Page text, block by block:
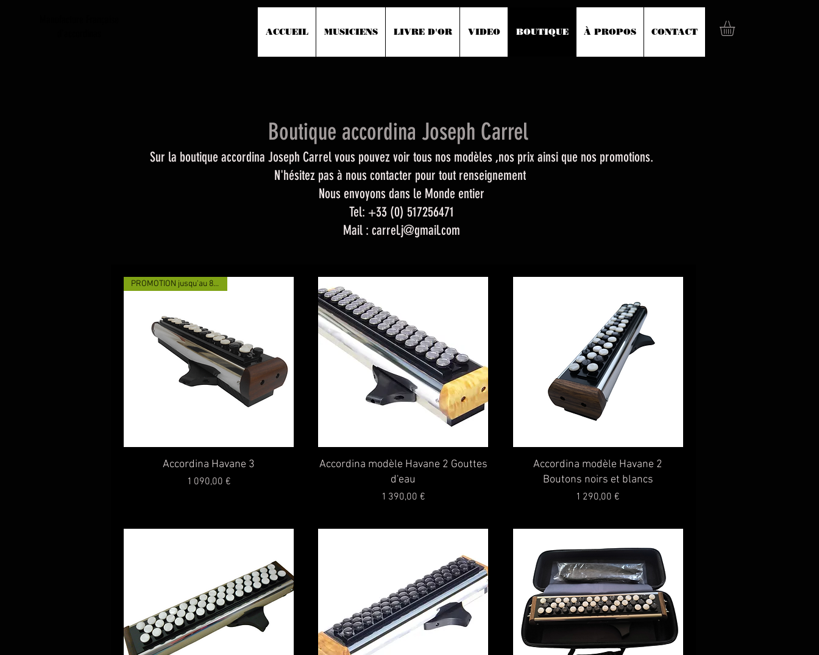
ACCUEIL MUSICIENS LIVRE D'OR VIDEO BOUTIQUE À PROPOS CONTACT
Boutique accordina Joseph Carrel
Sur la boutique accordina Joseph Carrel vous pouvez voir tous nos modèles ,nos prix ainsi que nos promotions.
N'hésitez pas à nous contacter pour tout renseignement
Nous envoyons dans le Monde entier
Tel: +33 (0) 517256471
Mail : carrel.j@gmail.com
Aperçu rapide
PROMOTION jusqu'au 8/08/2026
Accordina Havane 3
Prix
1 090,00 €
Aperçu rapide
Accordina modèle Havane 2 Gouttes
d'eau
Prix
1 390,00 €
Aperçu rapide
Accordina modèle Havane 2
Boutons noirs et blancs
Prix
1 290,00 €